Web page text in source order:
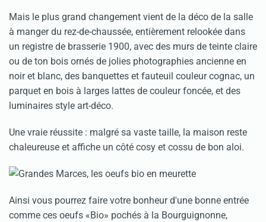
Mais le plus grand changement vient de la déco de la salle
à manger du rez-de-chaussée, entièrement relookée dans
un registre de brasserie 1900, avec des murs de teinte claire
ou de ton bois ornés de jolies photographies ancienne en
noir et blanc, des banquettes et fauteuil couleur cognac, un
parquet en bois à larges lattes de couleur foncée, et des
luminaires style art-déco.
Une vraie réussite : malgré sa vaste taille, la maison reste
chaleureuse et affiche un côté cosy et cossu de bon aloi.
Ainsi vous pourrez faire votre bonheur d'une bonne entrée
comme ces oeufs «Bio» pochés à la Bourguignonne,